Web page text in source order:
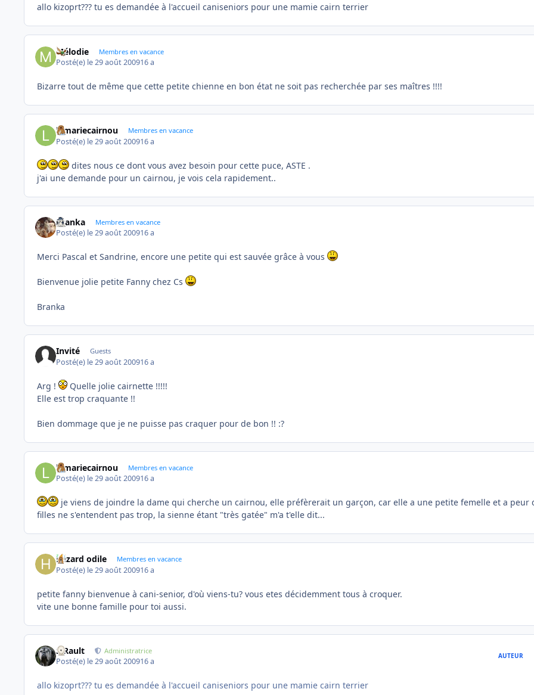
allo kizoprt??? tu es demandée à l'accueil caniseniors pour une mamie cairn terrier
Mélodie Membres en vacance
Posté(e) le 29 août 200916 a
Bizarre tout de même que cette petite chienne en bon état ne soit pas recherchée par ses maîtres !!!!
lamariecairnou Membres en vacance
Posté(e) le 29 août 200916 a
dites nous ce dont vous avez besoin pour cette puce, ASTE .
j'ai une demande pour un cairnou, je vois cela rapidement..
branka Membres en vacance
Posté(e) le 29 août 200916 a
Merci Pascal et Sandrine, encore une petite qui est sauvée grâce à vous
Bienvenue jolie petite Fanny chez Cs
Branka
Invité Guests
Posté(e) le 29 août 200916 a
Arg !
Quelle jolie cairnette !!!!!
Elle est trop craquante !!
Bien dommage que je ne puisse pas craquer pour de bon !! :?
lamariecairnou Membres en vacance
Posté(e) le 29 août 200916 a
je viens de joindre la dame qui cherche un cairnou, elle préfèrerait un garçon, car elle a une petite femelle et a peur
filles ne s'entendent pas trop, la sienne étant "très gatée" m'a t'elle dit...
hazard odile Membres en vacance
Posté(e) le 29 août 200916 a
petite fanny bienvenue à cani-senior, d'où viens-tu? vous etes décidemment tous à croquer.
vite une bonne famille pour toi aussi.
S.Rault Administratrice
Posté(e) le 29 août 200916 a
AUTEUR
allo kizoprt??? tu es demandée à l'accueil caniseniors pour une mamie cairn terrier